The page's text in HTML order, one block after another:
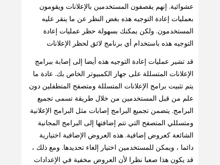
عشوائية. إنهم يقصفون المستخدمين بالإعلانات ويقومون
بعمليات إعادة التوجيه هذه بغض النظر عن ما ينقر عليه
المستخدمون. ولكن يمكنك بسهولة حظر عمليات إعادة
التوجيه هذه باستخدام أي برنامج لائق لحظر الإعلانات
قد تشير عمليات إعادة التوجيه هذه أيضا إلى إصابة ببرامج
الإعلانات المتسللة على جهاز الكمبيوتر الخاص بك. عادة ما
يتم تثبيت برامج الإعلانات المتسللة ومتصفح المتطفلين دون
علم من قبل المستخدمين من خلال طريقة تسمى تجميع
البرامج. يتضمن تجميع البرامج إصابات مثل البرامج الإعلانية
ومتسللي المتصفح التي تتم إضافتها إلى البرامج المجانية
الشائعة كعروض إضافية. هذه العروض الإضافية اختيارية
دائما ، ويمكن للمستخدمين اختيار إلغاء تحديدها. ومع ذلك ،
قد يكون هذا صعبا نظرا لأن العروض مخفية في الإعدادات